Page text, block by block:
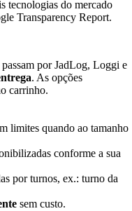
tecnologias do mercado
Transparency Report.
passam por JadLog, Loggi e
. As opções
carrinho.
limites quando ao tamanho
conforme a sua
por turnos, ex.: turno da
sem custo.